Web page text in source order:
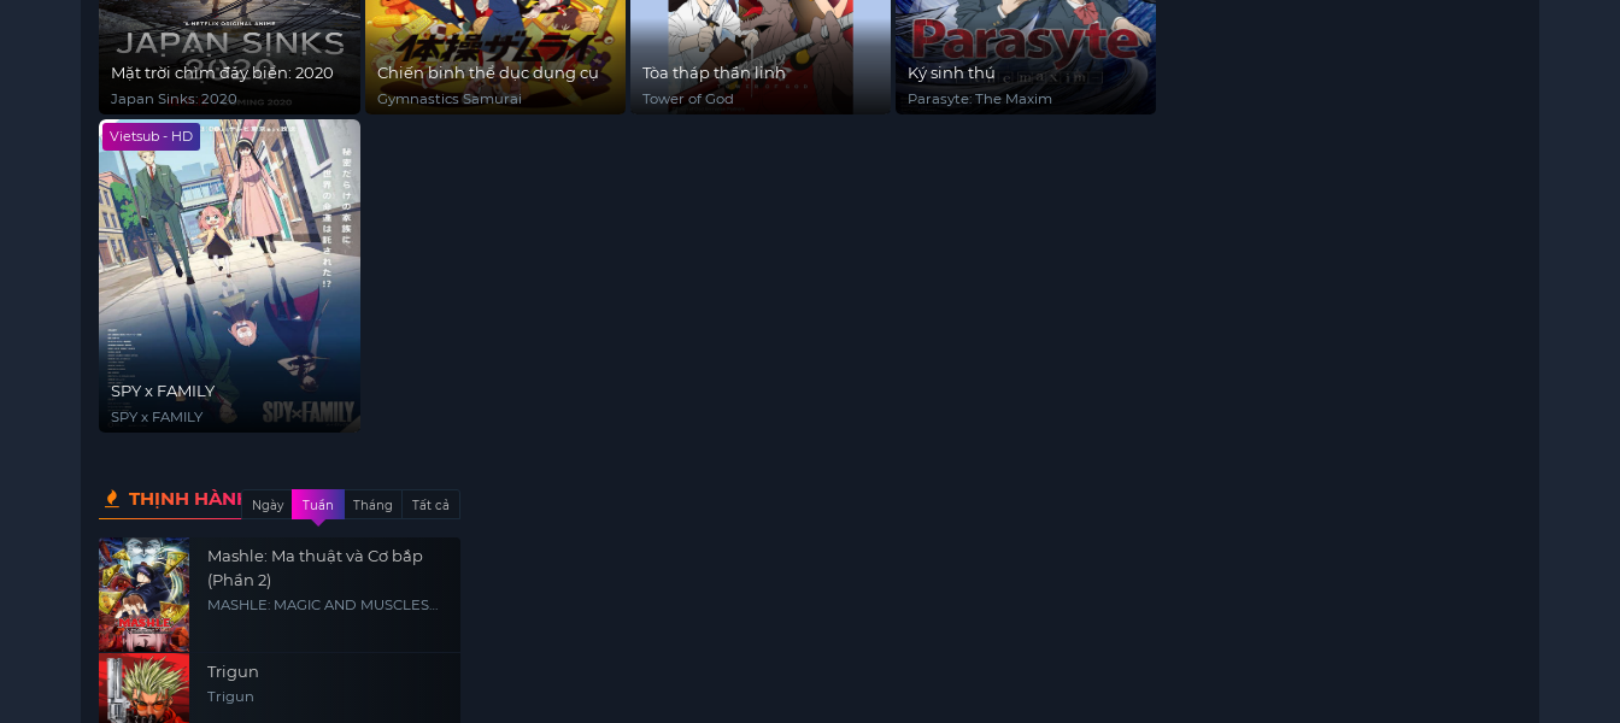
Mặt trời chìm đáy biển: 2020
Japan Sinks: 2020
Chiến binh thể dục dụng cụ
Gymnastics Samurai
Tòa tháp thần linh
Tower of God
Ký sinh thú
Parasyte: The Maxim
Vietsub - HD
SPY x FAMILY
SPY x FAMILY
THỊNH HÀNHNgày Tuần Tháng Tất cả
Mashle: Ma thuật và Cơ bắp
(Phần 2)
MASHLE: MAGIC AND MUSCLES
Trigun
Trigun